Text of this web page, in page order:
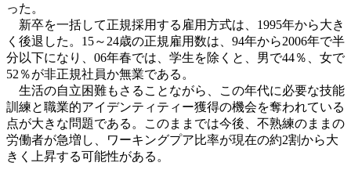
った。
新卒を一括して正規採用する雇用方式は、1995年から大き
く後退した。15～24歳の正規雇用数は、94年から2006年で半
分以下になり、06年春では、学生を除くと、男で44％、女で
52％が非正規社員か無業である。
生活の自立困難もさることながら、この年代に必要な技能
訓練と職業的アイデンティティー獲得の機会を奪われている
点が大きな問題である。このままでは今後、不熟練のままの
労働者が急増し、ワーキングプア比率が現在の約2割から大
きく上昇する可能性がある。